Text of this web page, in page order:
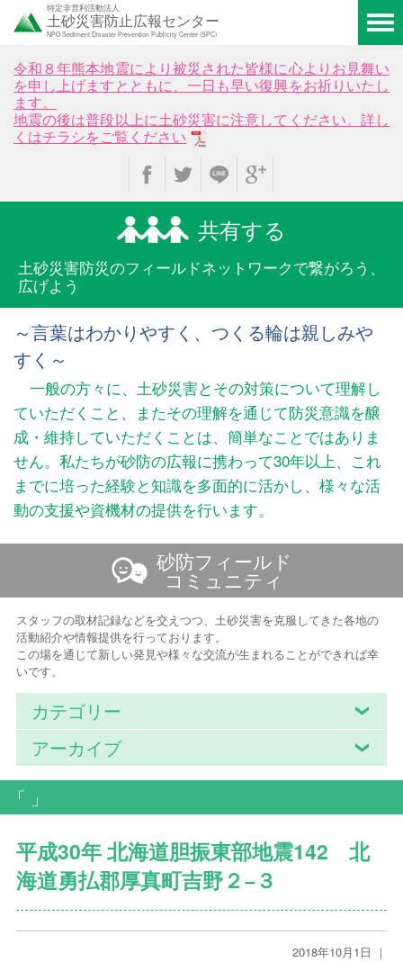
特定非営利活動法人
土砂災害防止広報センター
NPO Sediment Disaster Prevention Publicity Center (SPC)
令和８年熊本地震により被災された皆様に心よりお見舞い
を申し上げますとともに、一日も早い復興をお祈りいたし
ます。
地震の後は普段以上に土砂災害に注意してください。詳し
くはチラシをご覧ください
共有する
土砂災害防災のフィールドネットワークで繋がろう、
広げよう
～言葉はわかりやすく、つくる輪は親しみや
すく～
一般の方々に、土砂災害とその対策について理解し
ていただくこと、またその理解を通じて防災意識を醸
成・維持していただくことは、簡単なことではありま
せん。私たちが砂防の広報に携わって30年以上、これ
までに培った経験と知識を多面的に活かし、様々な活
動の支援や資機材の提供を行います。
砂防フィールド
コミュニティ
スタッフの取材記録などを交えつつ、土砂災害を克服してきた各地の
活動紹介や情報提供を行っております。
この場を通じて新しい発見や様々な交流が生まれることができれば幸
いです。
カテゴリー
アーカイブ
「 」
平成30年 北海道胆振東部地震142 北
海道勇払郡厚真町吉野２−３
2018年10月1日 ｜